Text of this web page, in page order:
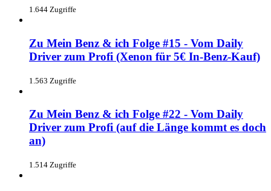
1.644 Zugriffe
Zu Mein Benz & ich Folge #15 - Vom Daily
Driver zum Profi (Xenon für 5€ In-Benz-Kauf)
1.563 Zugriffe
Zu Mein Benz & ich Folge #22 - Vom Daily
Driver zum Profi (auf die Länge kommt es doch
an)
1.514 Zugriffe